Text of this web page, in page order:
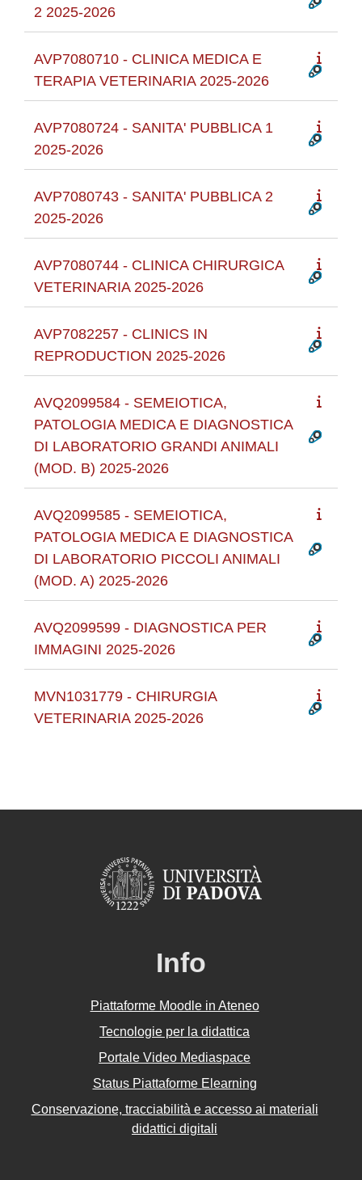
2 2025-2026
AVP7080710 - CLINICA MEDICA E
TERAPIA VETERINARIA 2025-2026
AVP7080724 - SANITA' PUBBLICA 1
2025-2026
AVP7080743 - SANITA' PUBBLICA 2
2025-2026
AVP7080744 - CLINICA CHIRURGICA
VETERINARIA 2025-2026
AVP7082257 - CLINICS IN
REPRODUCTION 2025-2026
AVQ2099584 - SEMEIOTICA,
PATOLOGIA MEDICA E DIAGNOSTICA
DI LABORATORIO GRANDI ANIMALI
(MOD. B) 2025-2026
AVQ2099585 - SEMEIOTICA,
PATOLOGIA MEDICA E DIAGNOSTICA
DI LABORATORIO PICCOLI ANIMALI
(MOD. A) 2025-2026
AVQ2099599 - DIAGNOSTICA PER
IMMAGINI 2025-2026
MVN1031779 - CHIRURGIA
VETERINARIA 2025-2026
Info
Piattaforme Moodle in Ateneo
Tecnologie per la didattica
Portale Video Mediaspace
Status Piattaforme Elearning
Conservazione, tracciabilità e accesso ai materiali
didattici digitali